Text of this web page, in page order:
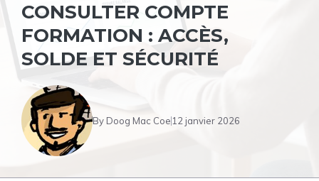
CONSULTER COMPTE
FORMATION : ACCÈS,
SOLDE ET SÉCURITÉ
By Doog Mac Coe 12 janvier 2026